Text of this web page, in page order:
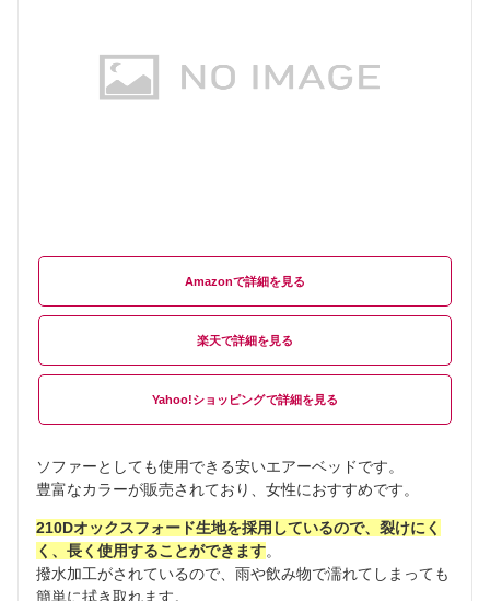
Amazon
楽天
Yahoo!ショッピング
ソファーとしても使用できる安いエアーベッドです。
豊富なカラーが販売されており、女性におすすめです。
210Dオックスフォード生地を採用しているので、裂けにく
く、長く使用することができます。
撥水加工がされているので、雨や飲み物で濡れてしまっても
簡単に拭き取れます。